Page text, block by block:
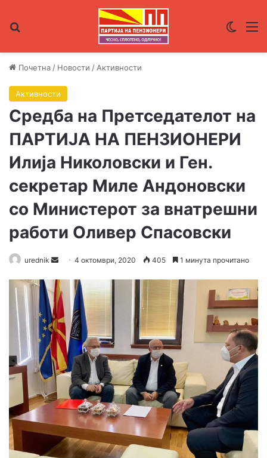
Почетна / Новости / Активности
Активности
Средба на Претседателот на
ПАРТИЈА НА ПЕНЗИОНЕРИ
Илија Николовски и Ген.
секретар Миле Андоновски
со Министерот за внатрешни
работи Оливер Спасовски
urednik
n
d
a
n
e
m
a
l
4 октомври, 2020 405 1 минута прочитано